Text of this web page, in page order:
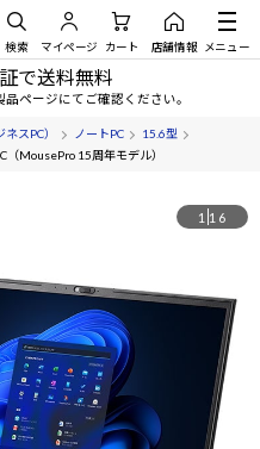
検索 マイページ カート 店舗情報 メニュー
で送料無料
ページにてご確認ください。
スPC） ノートPC
15.6型
MousePro 15周年モデル）
1 16